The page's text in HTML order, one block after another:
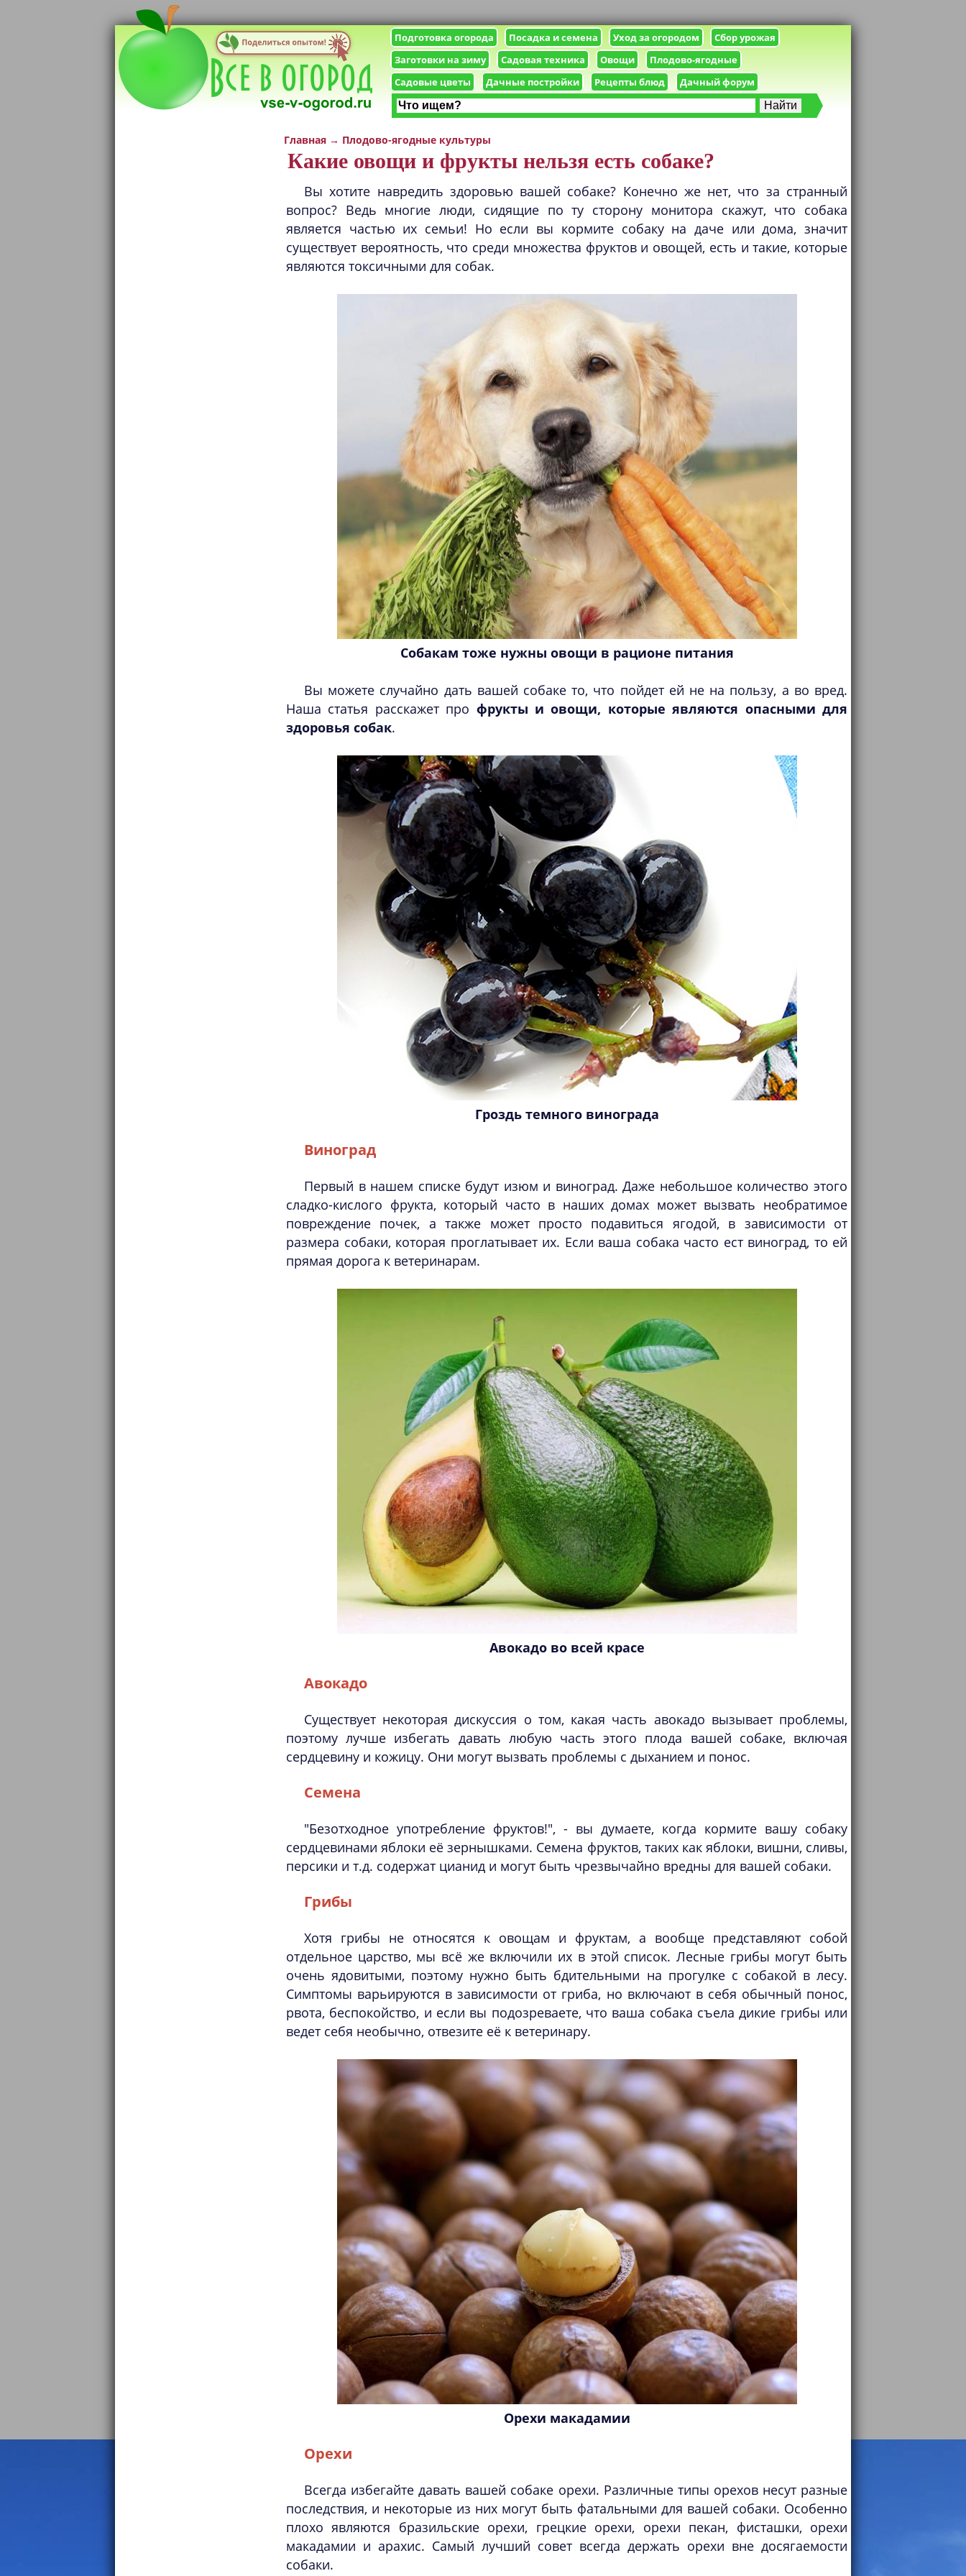
Подготовка огорода Посадка и семена Уход за огородом
Сбор урожая
Заготовки на зиму
Садовая техника Овощи
Плодово-ягодные
Садовые цветы
Дачные постройки Рецепты блюд Дачный форум
Главная → Плодово-ягодные культуры
Какие овощи и фрукты нельзя есть собаке?
Вы хотите навредить здоровью вашей собаке? Конечно же нет, что за странный
вопрос? Ведь многие люди, сидящие по ту сторону монитора скажут, что собака
является частью их семьи! Но если вы кормите собаку на даче или дома, значит
существует вероятность, что среди множества фруктов и овощей, есть и такие, которые
являются токсичными для собак.
Собакам тоже нужны овощи в рационе питания
Вы можете случайно дать вашей собаке то, что пойдет ей не на пользу, а во вред.
Наша статья расскажет про фрукты и овощи, которые являются опасными для
здоровья собак.
Гроздь темного винограда
Виноград
Первый в нашем списке будут изюм и виноград. Даже небольшое количество этого
сладко-кислого фрукта, который часто в наших домах может вызвать необратимое
повреждение почек, а также может просто подавиться ягодой, в зависимости от
размера собаки, которая проглатывает их. Если ваша собака часто ест виноград, то ей
прямая дорога к ветеринарам.
Авокадо во всей красе
Авокадо
Существует некоторая дискуссия о том, какая часть авокадо вызывает проблемы,
поэтому лучше избегать давать любую часть этого плода вашей собаке, включая
сердцевину и кожицу. Они могут вызвать проблемы с дыханием и понос.
Семена
"Безотходное употребление фруктов!", - вы думаете, когда кормите вашу собаку
сердцевинами яблоки её зернышками. Семена фруктов, таких как яблоки, вишни, сливы,
персики и т.д. содержат цианид и могут быть чрезвычайно вредны для вашей собаки.
Грибы
Хотя грибы не относятся к овощам и фруктам, а вообще представляют собой
отдельное царство, мы всё же включили их в этой список. Лесные грибы могут быть
очень ядовитыми, поэтому нужно быть бдительными на прогулке с собакой в лесу.
Симптомы варьируются в зависимости от гриба, но включают в себя обычный понос,
рвота, беспокойство, и если вы подозреваете, что ваша собака съела дикие грибы или
ведет себя необычно, отвезите её к ветеринару.
Орехи макадамии
Орехи
Всегда избегайте давать вашей собаке орехи. Различные типы орехов несут разные
последствия, и некоторые из них могут быть фатальными для вашей собаки. Особенно
плохо являются бразильские орехи, грецкие орехи, орехи пекан, фисташки, орехи
макадамии и арахис. Самый лучший совет всегда держать орехи вне досягаемости
собаки.